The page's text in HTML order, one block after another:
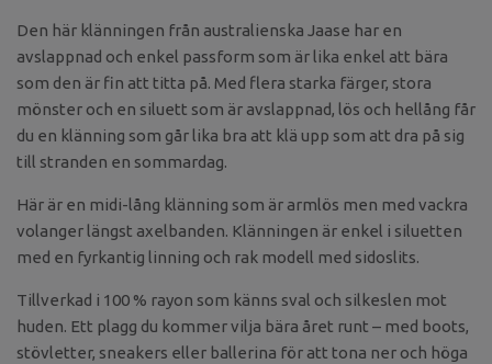
Den här klänningen från australienska Jaase har en
avslappnad och enkel passform som är lika enkel att bära
som den är fin att titta på. Med flera starka färger, stora
mönster och en siluett som är avslappnad, lös och hellång får
du en klänning som går lika bra att klä upp som att dra på sig
till stranden en sommardag.
Här är en midi-lång klänning som är armlös men med vackra
volanger längst axelbanden. Klänningen är enkel i siluetten
med en fyrkantig linning och rak modell med sidoslits.
Tillverkad i 100 % rayon som känns sval och silkeslen mot
huden. Ett plagg du kommer vilja bära året runt – med boots,
stövletter, sneakers eller ballerina för att tona ner och höga